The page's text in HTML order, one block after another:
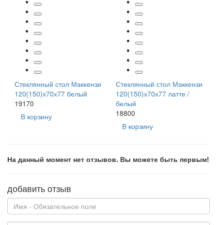
Стеклянный стол Маккензи
120(150)х70х77 белый
19170
В корзину
Стеклянный стол Маккензи
120(150)х70х77 латте /
белый
18800
В корзину
На данный момент нет отзывов. Вы можете быть первым!
добавить отзыв